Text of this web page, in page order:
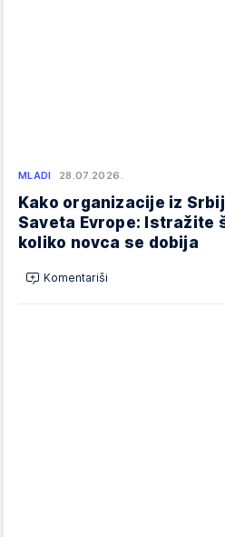
MLADI 28.07.2026.
Kako organizacije iz
Saveta Evrope: Istražite
koliko novca se dobija
Komentariši